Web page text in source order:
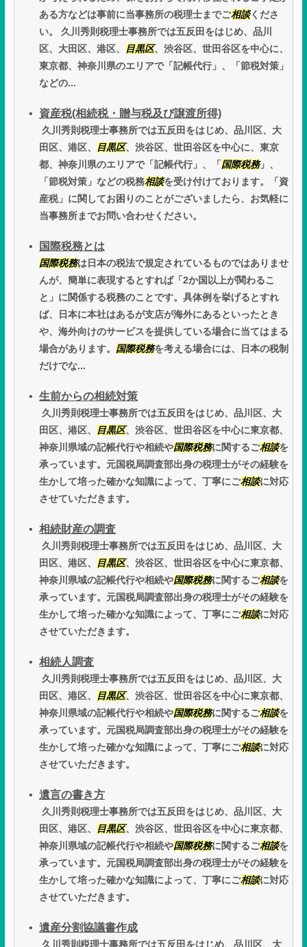
ある方などは事前に当事務所の税理士までご相談くださ
い。 久川秀則税理士事務所では五反田をはじめ、品川
区、大田区、港区、
目黒区、渋谷区、世田谷区を中心に、
東京都、神奈川県のエリアで「記帳代行」、「節税対策」
などの...
資産税(相続税・贈与税及び譲渡所得)
久川秀則税理士事務所では五反田をはじめ、品川区、大
田区、港区、
目黒区、渋谷区、世田谷区を中心に、東京
都、神奈川県のエリアで「記帳代行」、「 国際税務」、
「節税対策」などの税務相談を受け付けております。「資
産税」に関してお困りのことがございましたら、お気軽に
当事務所までお問い合わせください。
国際税務とは
国際税務は日本の税法で規定されているものではありませ
んが、簡単に表現するとすれば「2か国以上が関わるこ
と」に関係する税務のことです。具体例を挙げるとすれ
ば、日本に本社はあるが支店が海外にあるといったとき
や、海外向けのサービスを提供している場合に当てはまる
場合があります。 国際税務を考える場合には、日本の税制
だけでな...
生前からの相続対策
久川秀則税理士事務所では五反田をはじめ、品川区、大
田区、港区、
目黒区、渋谷区、世田谷区を中心に東京都、
神奈川県域の記帳代行や相続や国際税務に関するご相談を
承っています。元国税局調査部出身の税理士がその経験を
生かして培った確かな知識によって、丁寧にご相談に対応
させていただきます。
相続財産の調査
久川秀則税理士事務所では五反田をはじめ、品川区、大
田区、港区、
目黒区、渋谷区、世田谷区を中心に東京都、
神奈川県域の記帳代行や相続や国際税務に関するご相談を
承っています。元国税局調査部出身の税理士がその経験を
生かして培った確かな知識によって、丁寧にご相談に対応
させていただきます。
相続人調査
久川秀則税理士事務所では五反田をはじめ、品川区、大
田区、港区、
目黒区、渋谷区、世田谷区を中心に東京都、
神奈川県域の記帳代行や相続や国際税務に関するご相談を
承っています。元国税局調査部出身の税理士がその経験を
生かして培った確かな知識によって、丁寧にご相談に対応
させていただきます。
遺言の書き方
久川秀則税理士事務所では五反田をはじめ、品川区、大
田区、港区、
目黒区、渋谷区、世田谷区を中心に東京都、
神奈川県域の記帳代行や相続や国際税務に関するご相談を
承っています。元国税局調査部出身の税理士がその経験を
生かして培った確かな知識によって、丁寧にご相談に対応
させていただきます。
遺産分割協議書作成
久川秀則税理士事務所では五反田をはじめ、品川区、大